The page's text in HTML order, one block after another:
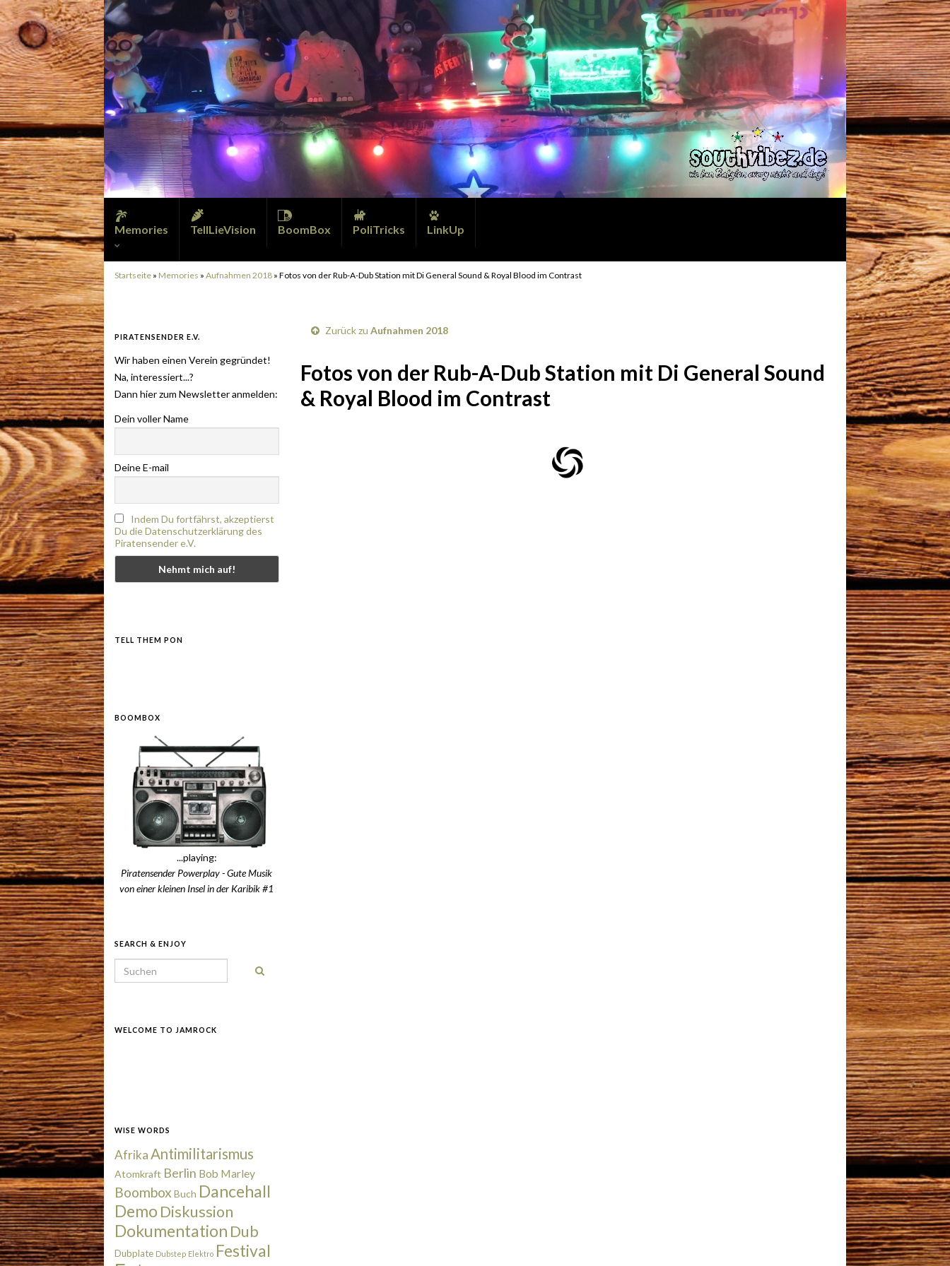
Memories TellLieVision BoomBox PoliTricks LinkUp
Startseite » Memories » Aufnahmen 2018 » Fotos von der Rub-A-Dub Station mit Di General Sound & Royal Blood im Contrast
Zurück zu Aufnahmen 2018
Fotos von der Rub-A-Dub Station mit Di General Sound
& Royal Blood im Contrast
PIRATENSENDER E.V.
Wir haben einen Verein gegründet!
Na, interessiert...?
Dann hier zum Newsletter anmelden:
Dein voller Name
Deine E-mail
Indem Du fortfährst, akzeptierst
Du die Datenschutzerklärung des
Piratensender e.V.
TELL THEM PON
BOOMBOX
...playing:
Piratensender Powerplay - Gute Musik
von einer kleinen Insel in der Karibik #1
SEARCH & ENJOY
Search for:
WELCOME TO JAMROCK
WISE WORDS
AfrikaAntimilitarismus
Atomkraft Berlin Bob Marley
Boombox Buch Dancehall
Demo Diskussion
Dokumentation Dub
Dubplate Dubstep Elektro Festival